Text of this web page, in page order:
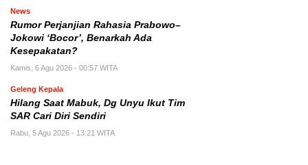
News
Rumor Perjanjian Rahasia Prabowo–
Jokowi ‘Bocor’, Benarkah Ada
Kesepakatan?
Kamis, 6 Agu 2026 - 00:57 WITA
Geleng Kepala
Hilang Saat Mabuk, Dg Unyu Ikut Tim
SAR Cari Diri Sendiri
Rabu, 5 Agu 2026 - 13:21 WITA